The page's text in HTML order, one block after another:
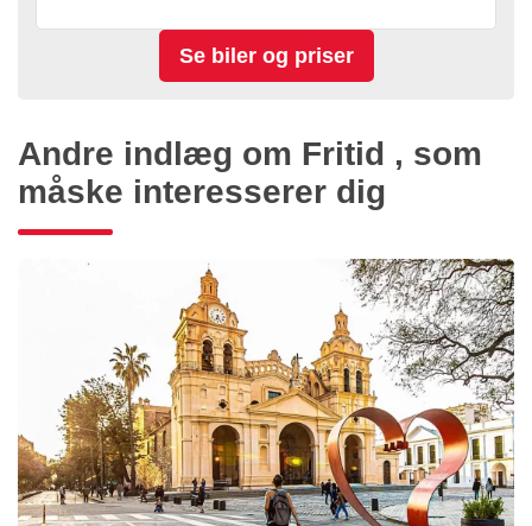
Andre indlæg om Fritid , som
måske interesserer dig